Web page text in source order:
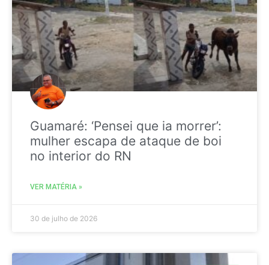
Guamaré: ‘Pensei que ia morrer’:
mulher escapa de ataque de boi
no interior do RN
VER MATÉRIA »
30 de julho de 2026